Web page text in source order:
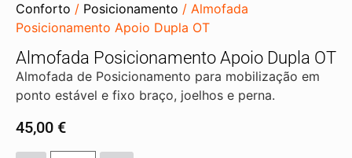
Conforto / Posicionamento / Almofada
Posicionamento Apoio Dupla OT
Almofada Posicionamento Apoio Dupla OT
Almofada de Posicionamento para mobilização em
ponto estável e fixo braço, joelhos e perna.
45,00 €